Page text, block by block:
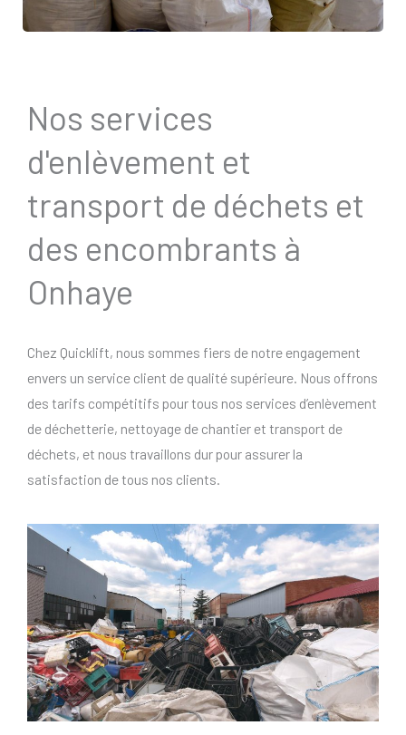
Nos services
d'enlèvement et
transport de déchets et
des encombrants à
Onhaye
Chez Quicklift, nous sommes fiers de notre engagement
envers un service client de qualité supérieure. Nous offrons
des tarifs compétitifs pour tous nos services d’enlèvement
de déchetterie, nettoyage de chantier et transport de
déchets, et nous travaillons dur pour assurer la
satisfaction de tous nos clients.